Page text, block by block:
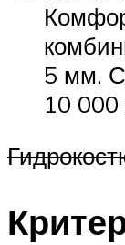
5 мм.
10 000